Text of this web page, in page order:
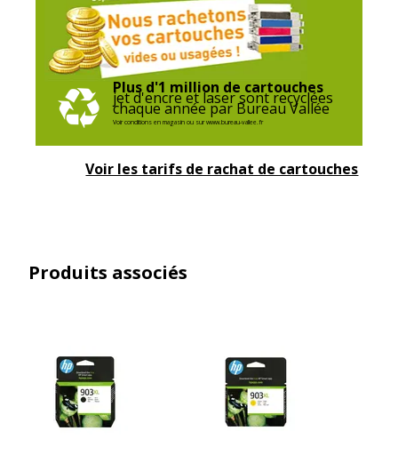
Plus d'1 million de cartouches
jet d'encre et laser sont recyclées
chaque année par Bureau Vallée
Voir conditions en magasin ou sur www.bureau-vallee.fr
Voir les tarifs de rachat de cartouches
Produits associés